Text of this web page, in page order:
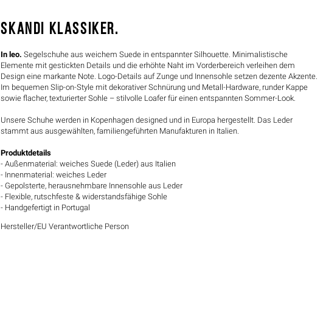
SKANDI KLASSIKER.
In leo.Segelschuhe aus weichem Suede in entspannter Silhouette. Minimalistische
Elemente mit gestickten Details und die erhöhte Naht im Vorderbereich verleihen dem
Design eine markante Note. Logo-Details auf Zunge und Innensohle setzen dezente Akzente.
Im bequemen Slip-on-Style mit dekorativer Schnürung und Metall-Hardware, runder Kappe
sowie flacher, texturierter Sohle – stilvolle Loafer für einen entspannten Sommer-Look.
Unsere Schuhe werden in Kopenhagen designed und in Europa hergestellt. Das Leder
stammt aus ausgewählten, familiengeführten Manufakturen in Italien.
Produktdetails
- Außenmaterial: weiches Suede (Leder) aus Italien
- Innenmaterial: weiches Leder
- Gepolsterte, herausnehmbare Innensohle aus Leder
- Flexible, rutschfeste & widerstandsfähige Sohle
- Handgefertigt in Portugal
Hersteller/EU Verantwortliche Person